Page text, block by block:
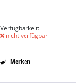
Verfügbarkeit:
nicht verfügbar
Merken